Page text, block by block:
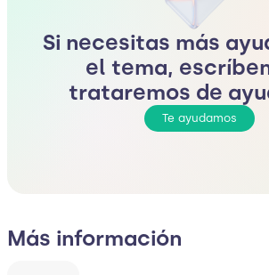
Si necesitas más
el tema,
trataremos de
Te ayudamos
Más información